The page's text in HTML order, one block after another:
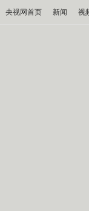
央视网首页 新闻 视